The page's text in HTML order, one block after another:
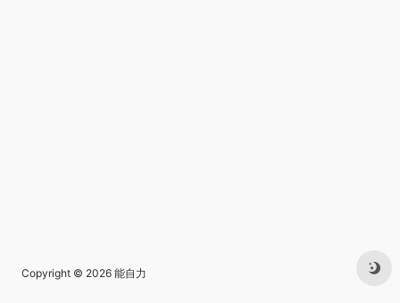
Copyright © 2026 能自力